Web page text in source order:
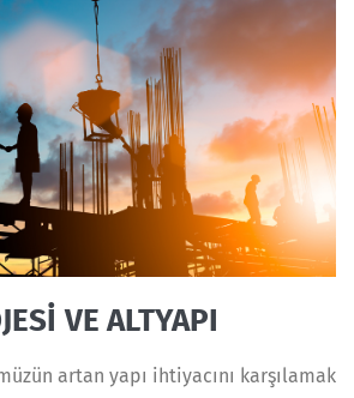
VE ALTYAPI
artan yapı ihtiyacını karşılamak